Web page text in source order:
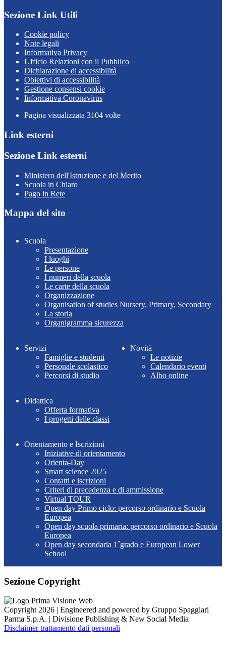
Sezione Link Utili
Cookie policy
Note legali
Informativa Privacy
Ufficio Relazioni con il Pubblico
Dichiarazione di accessibilità
Obiettivi di accessibilità
Gestione consensi cookie
Informativa Coronavirus
Pagina visualizzata 3104 volte
Link esterni
Sezione Link esterni
Ministero dell'Istruzione e del Merito
Scuola in Chiaro
Pago in Rete
Mappa del sito
Scuola
Presentazione
I luoghi
Le persone
I numeri della scuola
Le carte della scuola
Organizzazione
Organisation of studies Nursery, Primary, Secondary
La storia
Organigramma sicurezza
Servizi
Famiglie e studenti
Personale scolastico
Percorsi di studio
Novità
Le notizie
Calendario eventi
Albo online
Didattica
Offerta formativa
I progetti delle classi
Orientamento e Iscrizioni
Iniziative di orientamento
Orienta-Day
Smart science 2025
Contatti e iscrizioni
Criteri di precedenza e di ammissione
Virtual TOUR
Open day Primo ciclo: percorso ordinario e Scuola
Europea
Open day scuola primaria: percorso ordinario e Scuola
Europea
Open day secondaria 1ˆgrado e European Lower
School
Sezione Copyright
Copyright 2026 | Engineered and powered by Gruppo Spaggiari
Parma S.p.A. | Divisione Publishing & New Social Media
Disclaimer trattamento dati personali